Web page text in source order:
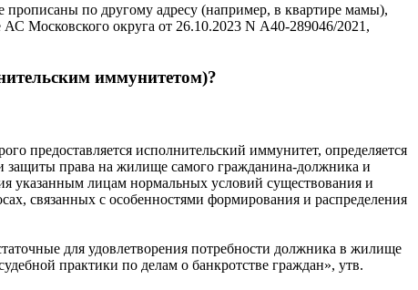
по другому адресу (например, в квартире мамы),
АС Московского округа от 26.10.2023 N А40-289046/2021,
иммунитетом)?
предоставляется исполнительский иммунитет, определяется
защиты права на жилище самого гражданина-должника и
указанным лицам нормальных условий существования и
связанных с особенностями формирования и распределения
для удовлетворения потребности должника в жилище
практики по делам о банкротстве граждан», утв.